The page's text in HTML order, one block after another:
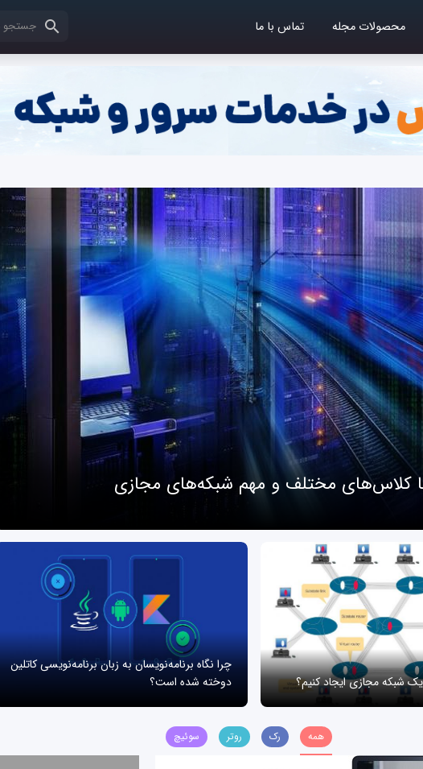
محصولات مجله تماس با ما کلمات
کلاس‌های مختلف و مهم شبکه‌های مجازی
شبکه مجازی ایجاد کنیم؟
چرا نگاه برنامه‌نویسان به زبان برنامه‌نویسی کاتلین
دوخته شده است؟
همه رک روتر سوئیچ